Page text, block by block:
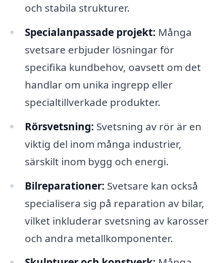
och stabila strukturer.
Specialanpassade projekt: Många
svetsare erbjuder lösningar för
specifika kundbehov, oavsett om det
handlar om unika ingrepp eller
specialtillverkade produkter.
Rörsvetsning: Svetsning av rör är en
viktig del inom många industrier,
särskilt inom bygg och energi.
Bilreparationer: Svetsare kan också
specialisera sig på reparation av bilar,
vilket inkluderar svetsning av karosser
och andra metallkomponenter.